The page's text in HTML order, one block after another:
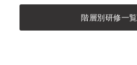
階層別研修一覧